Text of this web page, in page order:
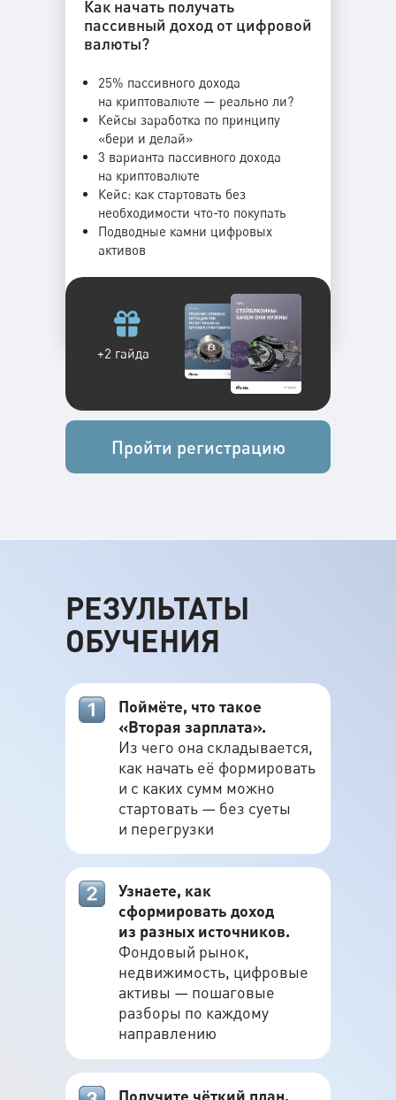
25% пассивного дохода
на криптовалюте — реально ли?
Кейсы заработка по принципу
«бери и делай»
3 варианта пассивного дохода
на криптовалюте
Кейс: как стартовать без
необходимости что-то покупать
Подводные камни цифровых
активов
Как начать получать
пассивный доход от цифровой
валюты?
+2 гайда
Пройти регистрацию
РЕЗУЛЬТАТЫ
ОБУЧЕНИЯ
Поймёте, что такое
«Вторая зарплата».
Из чего она складывается,
как начать её формировать
и с каких сумм можно
стартовать — без суеты
и перегрузки
Получите чёткий план.
Узнаете, как
сформировать доход
из разных источников.
Фондовый рынок,
недвижимость, цифровые
активы — пошаговые
разборы по каждому
направлению
ОСНОВАТЕЛЬ ШКОЛЫ
FIN-RA
Дмитрий Толстяков
Консультант по инвестициям и семейным
финансам, учредитель Школы
Член Национальной ассоциации
специалистов финансового планирования